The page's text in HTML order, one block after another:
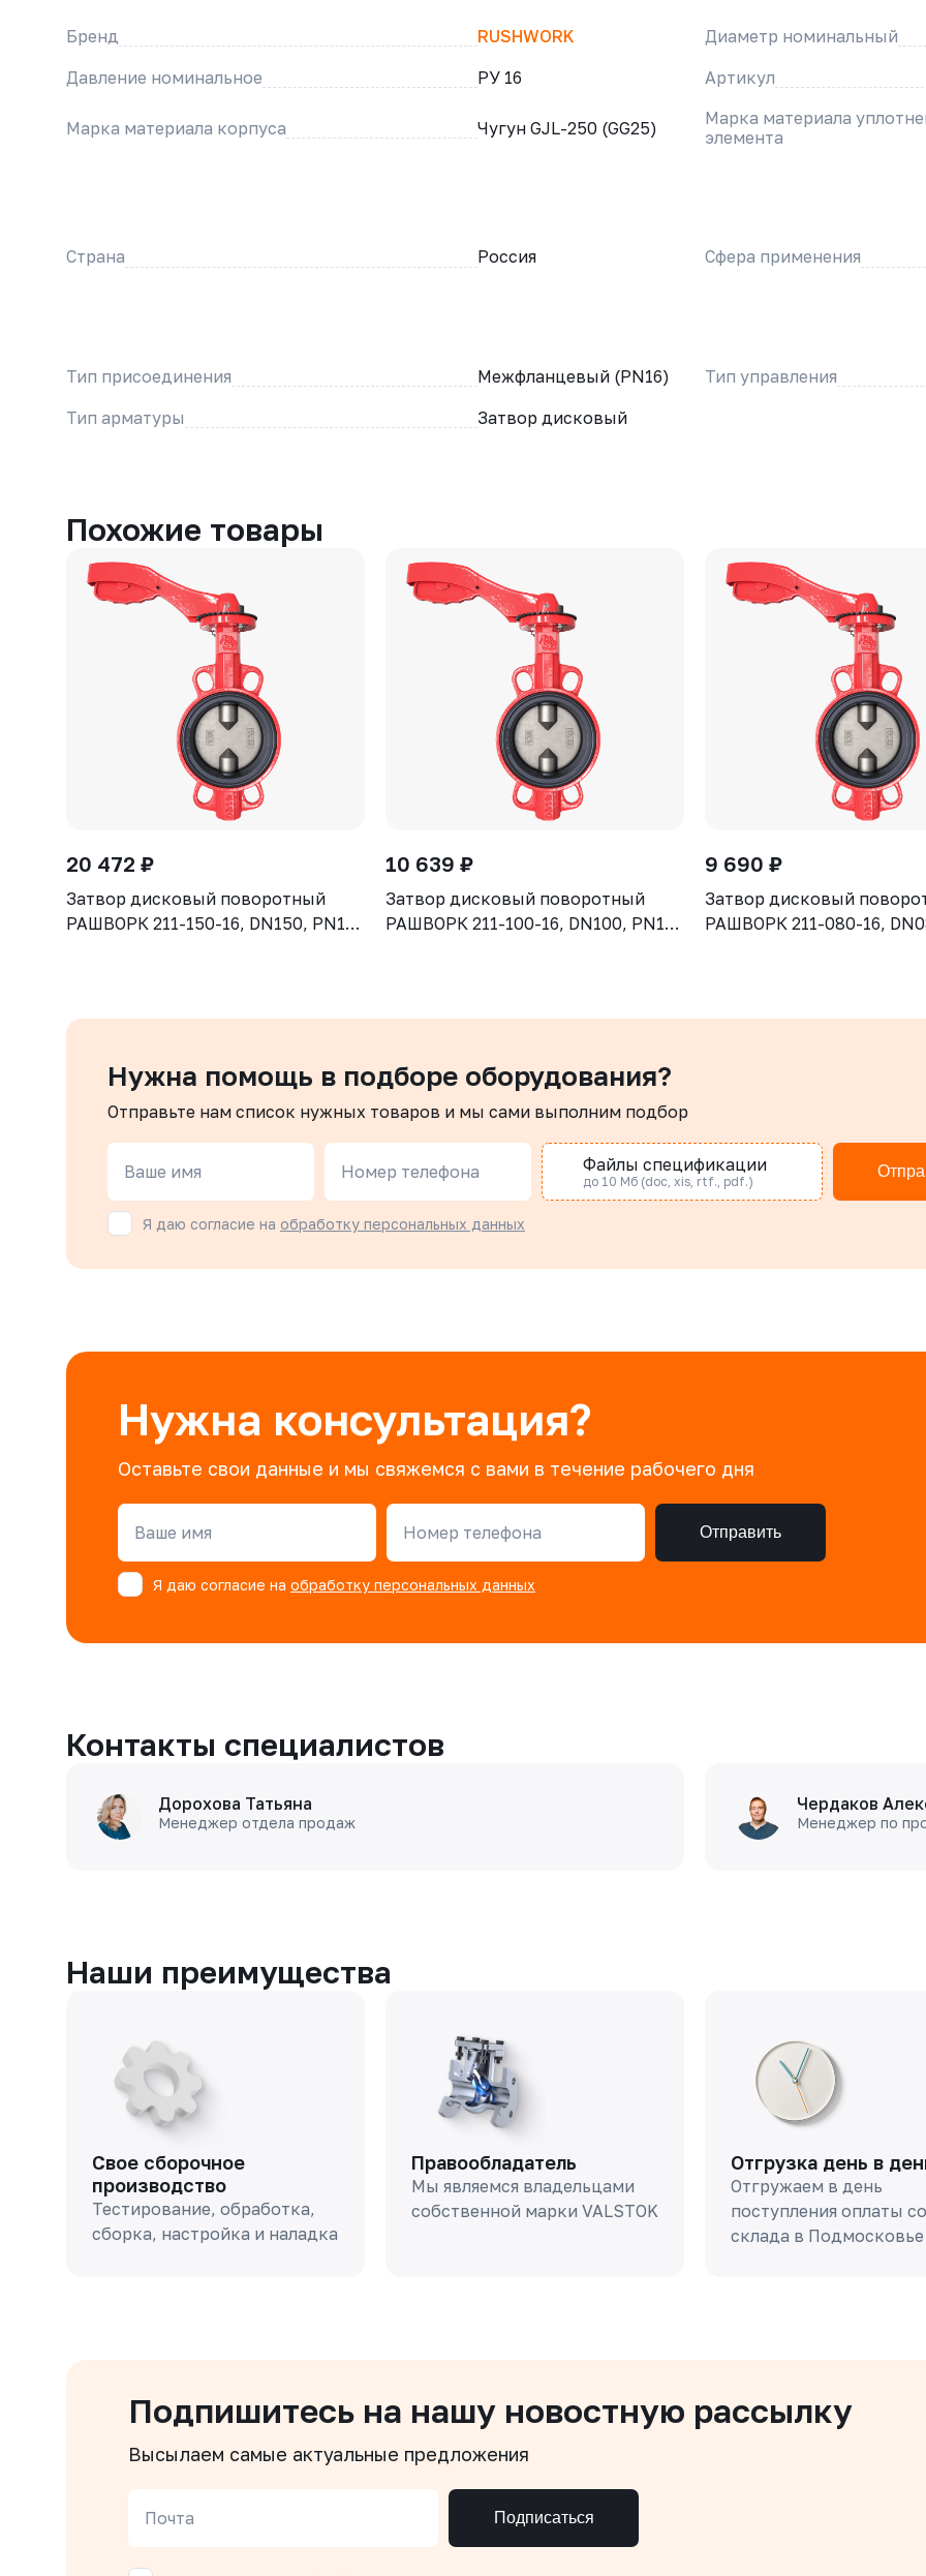
Бренд RUSHWORK Диаметр номинальный
Давление номинальное
РУ 16 Артикул
Марка материала корпуса Чугун GJL-250 (GG25)
Марка материала
элемента
Страна Россия Сфера применения
Тип присоединения
Межфланцевый (PN16) Тип управления
Тип арматуры
Затвор дисковый
Похожие товары
20 472 ₽
Затвор дисковый поворотный
РАШВОРК 211-150-16, DN150, PN16,
10 639 ₽
Затвор дисковый поворотный
РАШВОРК 211-100-16, DN100, PN16,
9 690 ₽
Затвор дисковый
РАШВОРК 211-080-16,
Нужна помощь в подборе оборудования?
Отправьте нам список нужных товаров и мы сами выполним подбор
Ваше имя Номер телефона Файлы спецификации
до 10 Мб (doc, xis, rtf., pdf.)
Я даю согласие на обработку персональных данных
Нужна консультация?
Оставьте свои данные и мы свяжемся с вами в течение рабочего дня
Ваше имя Номер телефона Отправить
Я даю согласие на обработку персональных данных
Контакты специалистов
Дорохова Татьяна
Менеджер отдела продаж
Чердаков
Менеджер по
Наши преимущества
Свое сборочное
производство
Тестирование, обработка,
сборка, настройка и наладка
Правообладатель
Мы являемся владельцами
собственной марки VALSTOK
Отгрузка день в
Отгружаем в день
поступления оплаты со
склада в Подмосковье
Подпишитесь на нашу новостную рассылку
Высылаем самые актуальные предложения
Почта Подписаться